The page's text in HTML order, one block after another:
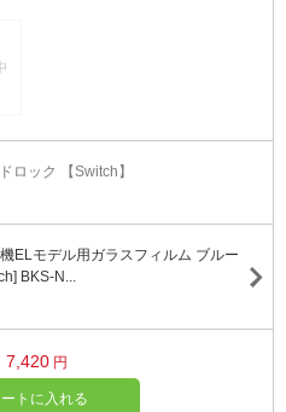
ロック 【Switch】
ELモデル用ガラスフィルム ブルー
BKS-N...
7,420 円
トに入れる